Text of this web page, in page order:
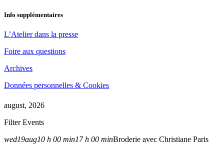
Info supplémentaires
L’Atelier dans la presse
Foire aux questions
Archives
Données personnelles & Cookies
august, 2026
Filter Events
wed19aug10 h 00 min17 h 00 minBroderie avec Christiane Paris